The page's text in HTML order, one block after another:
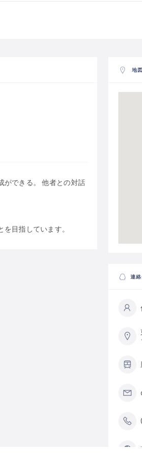
ができる。 他者との対話
目指しています。
地
連